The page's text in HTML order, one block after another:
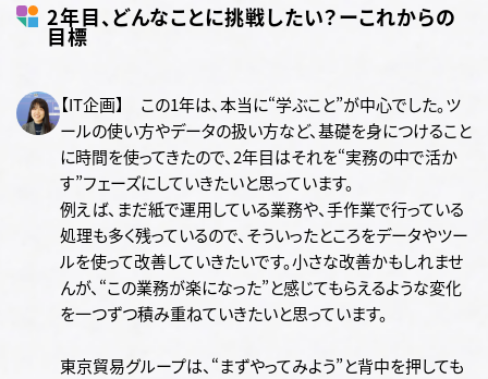
2年目、どんなことに挑戦したい？ーこれからの
目標
【IT企画】 この1年は、本当に“学ぶこと”が中心でした。ツ
ールの使い方やデータの扱い方など、基礎を身につけること
に時間を使ってきたので、2年目はそれを“実務の中で活か
す”フェーズにしていきたいと思っています。
例えば、まだ紙で運用している業務や、手作業で行っている
処理も多く残っているので、そういったところをデータやツー
ルを使って改善していきたいです。小さな改善かもしれませ
んが、“この業務が楽になった”と感じてもらえるような変化
を一つずつ積み重ねていきたいと思っています。
東京貿易グループは、“まずやってみよう”と背中を押しても